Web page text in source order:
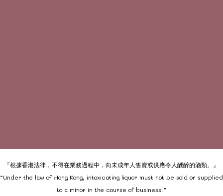
『根據香港法律，不得在業務過程中，向未成年人售賣或供應令人醺醉的酒類。』
“Under the law of Hong Kong, intoxicating liquor must not be sold or supplied
to a minor in the course of business.”